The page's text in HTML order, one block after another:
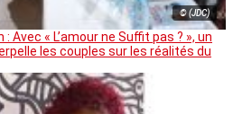
© (JDC)
: Avec « L’amour ne Suffit pas ? », un
les couples sur les réalités du